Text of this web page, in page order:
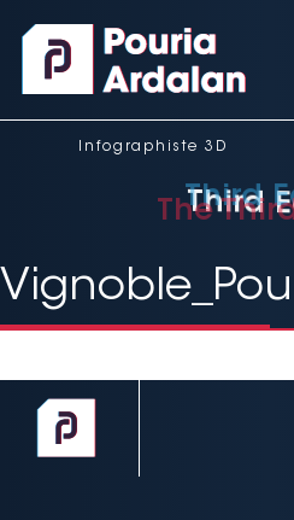
Infographiste 3D
Third
Third
The